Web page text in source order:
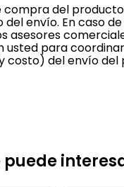
compra del
envío. En caso
asesores
para
costo) del envío del